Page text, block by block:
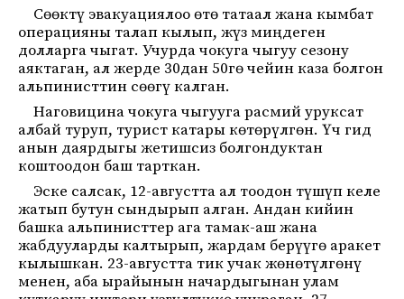
Сөөктү эвакуациялоо өтө татаал жана кымбат
операцияны талап кылып, жүз миңдеген
долларга чыгат. Учурда чокуга чыгуу сезону
аяктаган, ал жерде 30дан 50гө чейин каза болгон
альпинисттин сөөгү калган.
Наговицина чокуга чыгууга расмий уруксат
албай туруп, турист катары көтөрүлгөн. Үч гид
анын даярдыгы жетишсиз болгондуктан
коштоодон баш тарткан.
Эске салсак, 12-августта ал тоодон түшүп келе
жатып бутун сындырып алган. Андан кийин
башка альпинисттер ага тамак-аш жана
жабдууларды калтырып, жардам берүүгө аракет
кылышкан. 23-августта тик учак жөнөтүлгөнү
менен, аба ырайынын начардыгынан улам